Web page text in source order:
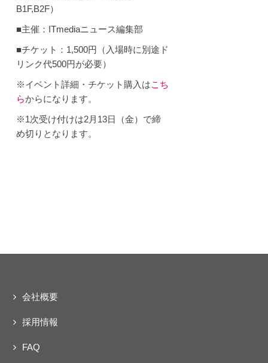
B1F,B2F）
■主催：ITmediaニュース編集部
■チケット：1,500円（入場時に別途ド
リンク代500円が必要）
※イベント詳細・チケット購入はこち
らからになります。
※1次受け付けは2月13日（金）で締
め切りとなります。
会社概要
採用情報
FAQ